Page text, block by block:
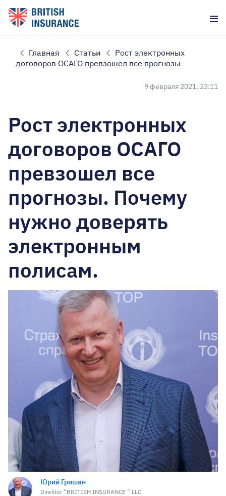
Главная Статьи
Рост электронных
договоров ОСАГО превзошел все прогнозы
9 февраля 2021, 23:11
Рост электронных
договоров ОСАГО
превзошел все
прогнозы. Почему
нужно доверять
электронным
полисам.
Юрий Гришан
Direktor ”BRITISH INSURANCE ” LLC